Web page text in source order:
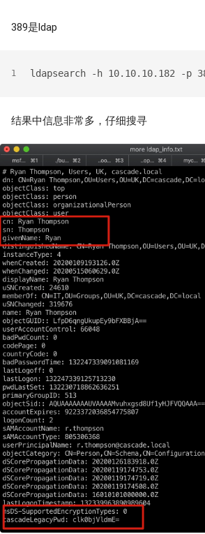
389是ldap
1 ldapsearch -h 10.10.10.182 -p
结果中信息非常多，仔细搜寻